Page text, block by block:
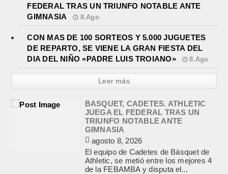
FEDERAL TRAS UN TRIUNFO NOTABLE ANTE
GIMNASIA
8.Ago
CON MAS DE 100 SORTEOS Y 5.000 JUGUETES
DE REPARTO, SE VIENE LA GRAN FIESTA DEL
DIA DEL NIÑO «PADRE LUIS TROIANO»
8.Ago
Leer más
BASQUET, CADETES. ATHLETIC
JUEGA EL FEDERAL TRAS UN
TRIUNFO NOTABLE ANTE
GIMNASIA
agosto 8, 2026
El equipo de Cadetes de Básquet de
Athletic, se metió entre los mejores 4
de la FEBAMBA y disputa el...